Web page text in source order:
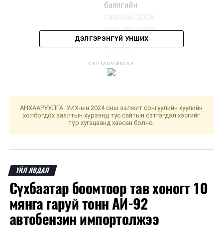
баялгийн
сангийн 2026
оны төсвийн
тухай,
даатгалын
сангийн 2026
мэндийн
даатгалын
сангийн 2026
оны төсвийн
төслүүдийг
хэлэлцүүлэгт
бэлтгэх
үүрэг бүхий
ДЭЛГЭРЭНГҮЙ УНШИХ
СУРТАЛЧИЛГАА
АНХААРУУЛГА: УИХ-ын 2024 оны ээлжит сонгуулийн хуулийн
холбогдох заалтын хүрээнд тус сайтын сэтгэгдэл хэсгийг
түр хугацаанд хаасан болно.
ҮЙЛ ЯВДАЛ
Сүхбаатар боомтоор тав хоногт 10
мянга гаруй тонн АИ-92
автобензин импортолжээ